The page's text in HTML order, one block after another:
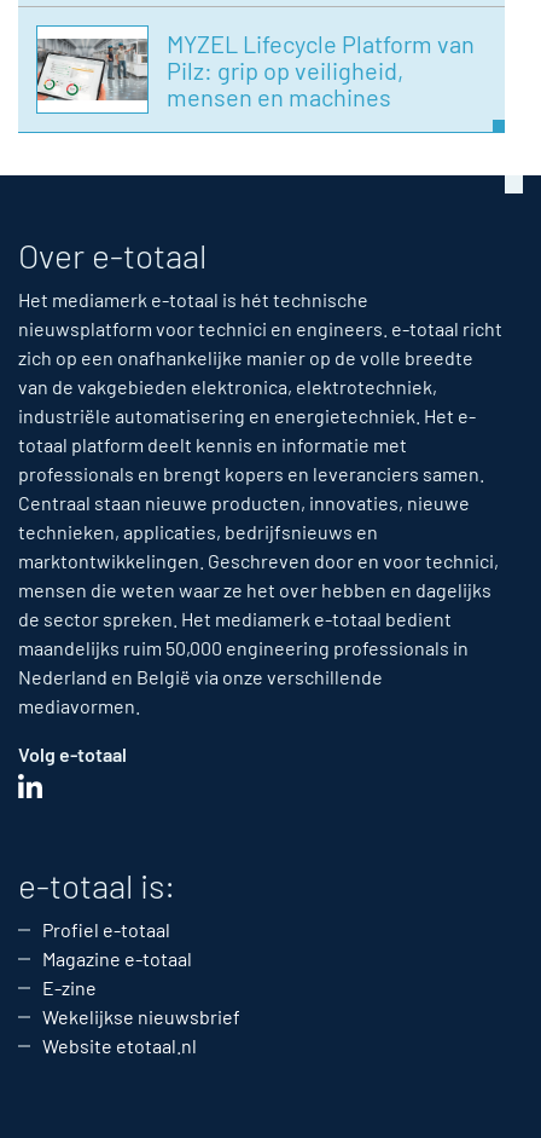
MYZEL Lifecycle Platform van
Pilz: grip op veiligheid,
mensen en machines
Over e-totaal
Het mediamerk e-totaal is hét technische
nieuwsplatform voor technici en engineers. e-totaal richt
zich op een onafhankelijke manier op de volle breedte
van de vakgebieden elektronica, elektrotechniek,
industriële automatisering en energietechniek. Het e-
totaal platform deelt kennis en informatie met
professionals en brengt kopers en leveranciers samen.
Centraal staan nieuwe producten, innovaties, nieuwe
technieken, applicaties, bedrijfsnieuws en
marktontwikkelingen. Geschreven door en voor technici,
mensen die weten waar ze het over hebben en dagelijks
de sector spreken. Het mediamerk e-totaal bedient
maandelijks ruim 50,000 engineering professionals in
Nederland en België via onze verschillende
mediavormen.
Volg e-totaal
e-totaal is:
Profiel e-totaal
Magazine e-totaal
E-zine
Wekelijkse nieuwsbrief
Website etotaal.nl